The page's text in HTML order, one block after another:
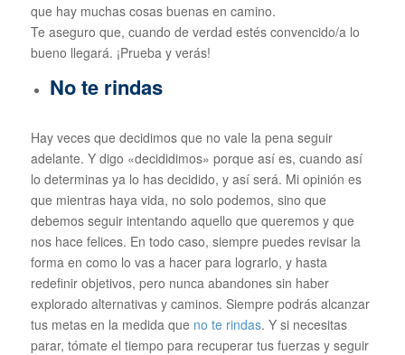
que hay muchas cosas buenas en camino.
Te aseguro que, cuando de verdad estés convencido/a lo
bueno llegará. ¡Prueba y verás!
No te rindas
Hay veces que decidimos que no vale la pena seguir
adelante. Y digo «decididimos» porque así es, cuando así
lo determinas ya lo has decidido, y así será. Mi opinión es
que mientras haya vida, no solo podemos, sino que
debemos seguir intentando aquello que queremos y que
nos hace felices. En todo caso, siempre puedes revisar la
forma en como lo vas a hacer para lograrlo, y hasta
redefinir objetivos, pero nunca abandones sin haber
explorado alternativas y caminos. Siempre podrás alcanzar
tus metas en la medida que no te rindas. Y si necesitas
parar, tómate el tiempo para recuperar tus fuerzas y seguir